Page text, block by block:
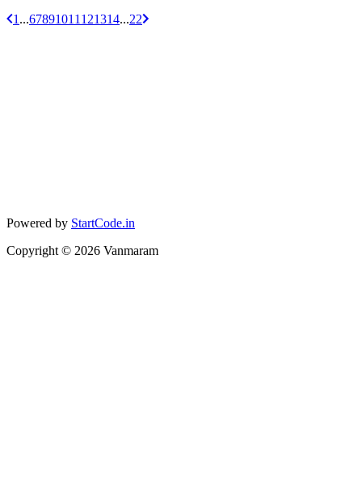
1 ...67891011 121314...22
Powered by StartCode.in
Copyright © 2026 Vanmaram